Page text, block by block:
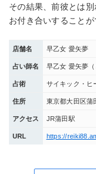
その結果、前彼とは
お付き合いすることが
店舗名 早乙女 愛矢夢
占い師名 早乙女 愛矢夢
占術 サイキック・ヒ
住所 東京都大田区蒲
アクセス JR蒲田駅
URL https://